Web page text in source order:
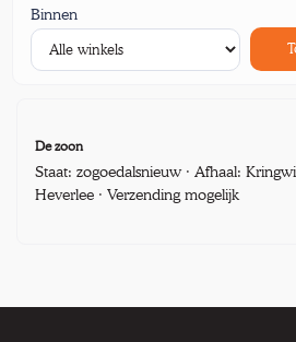
Binnen
De zoon
Staat: zogoedalsnieuw · Afhaal:
Heverlee · Verzending mogelijk